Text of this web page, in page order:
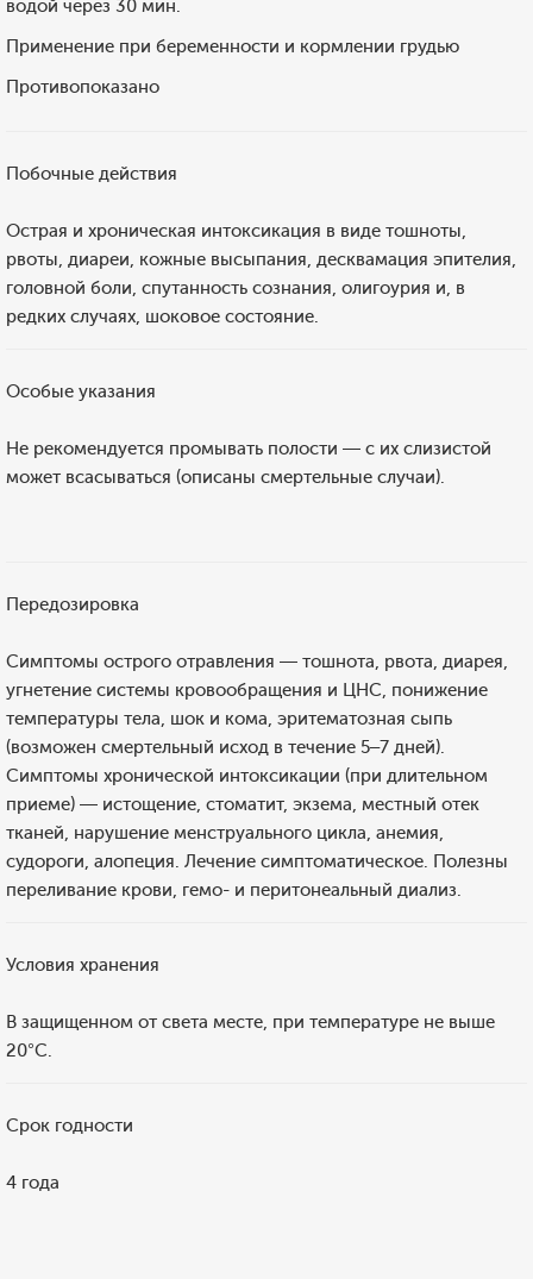
водой через 30 мин.
Применение при беременности и кормлении грудью
Противопоказано
Побочные действия
Острая и хроническая интоксикация в виде тошноты,
рвоты, диареи, кожные высыпания, десквамация эпителия,
головной боли, спутанность сознания, олигоурия и, в
редких случаях, шоковое состояние.
Особые указания
Не рекомендуется промывать полости — с их слизистой
может всасываться (описаны смертельные случаи).
Передозировка
Симптомы острого отравления — тошнота, рвота, диарея,
угнетение системы кровообращения и ЦНС, понижение
температуры тела, шок и кома, эритематозная сыпь
(возможен смертельный исход в течение 5–7 дней).
Симптомы хронической интоксикации (при длительном
приеме) — истощение, стоматит, экзема, местный отек
тканей, нарушение менструального цикла, анемия,
судороги, алопеция. Лечение симптоматическое. Полезны
переливание крови, гемо- и перитонеальный диализ.
Условия хранения
В защищенном от света месте, при температуре не выше
20°C.
Срок годности
4 года